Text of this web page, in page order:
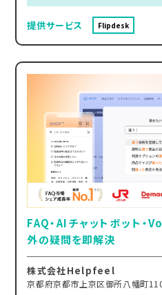
提供サービス Flipdesk
FAQ・AIチャットボット・
外の疑問を即解決
株式会社Helpfeel
京都府京都市上京区御所八幡町